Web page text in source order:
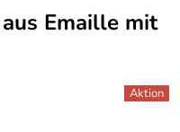
Emaille mit